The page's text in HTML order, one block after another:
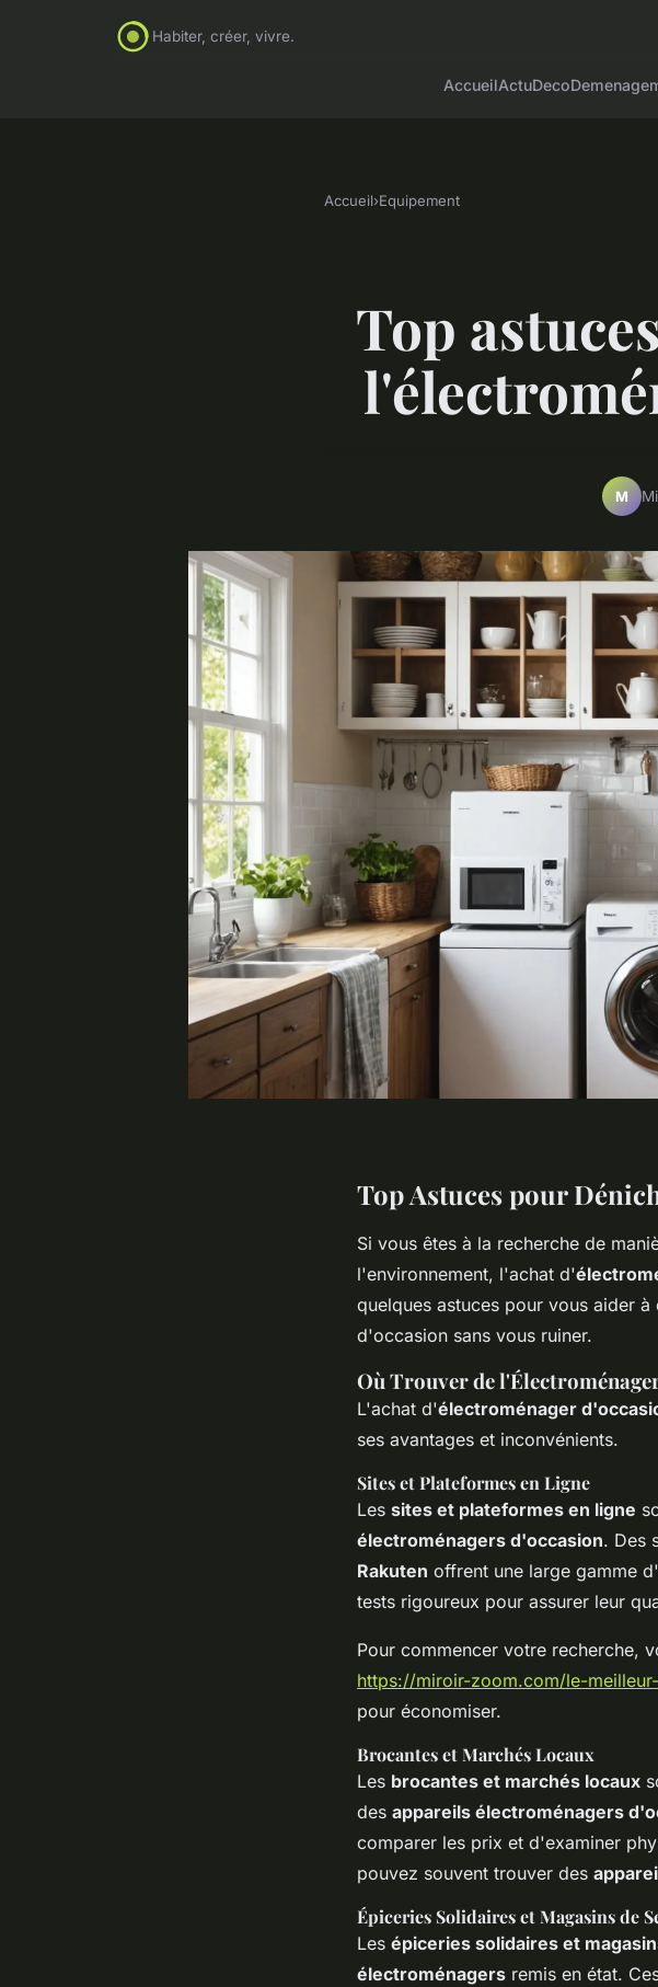
Habiter, créer, vivre.
AccueilActuDeco
Accueil›Equipement
Top
M
Top Astuces pour
Si vous êtes à la recherche de
l'environnement, l'achat d'
quelques astuces pour vous aider à
d'occasion sans vous ruiner.
Où Trouver de
L'achat d'électroménager
ses avantages et inconvénients.
Sites et Plateformes en Ligne
Les sites et plateformes en ligne
électroménagers d'occasion. Des
Rakuten offrent une large gamme d'
tests rigoureux pour assurer leur
Pour commencer votre recherche,
https://miroir-zoom.com/le-
pour économiser.
Brocantes et Marchés Locaux
Les brocantes et marchés locaux
des appareils électroménagers
comparer les prix et d'examiner
pouvez souvent trouver des
Épiceries Solidaires et Magasins de
Les épiceries solidaires et
électroménagers remis en état.